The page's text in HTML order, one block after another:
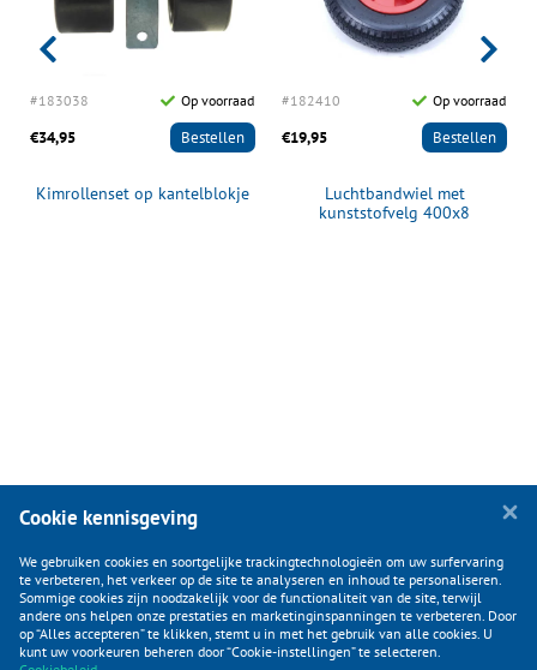
#183038 Op voorraad
€34,95 Bestellen
Kimrollenset op kantelblokje
#182410 Op voorraad
€19,95 Bestellen
Luchtbandwiel met
kunststofvelg 400x8
KLANTENSERVICE
Cookie kennisgeving
We gebruiken cookies en soortgelijke trackingtechnologieën om uw surfervaring
te verbeteren, het verkeer op de site te analyseren en inhoud te personaliseren.
Sommige cookies zijn noodzakelijk voor de functionaliteit van de site, terwijl
andere ons helpen onze prestaties en marketinginspanningen te verbeteren. Door
op “Alles accepteren” te klikken, stemt u in met het gebruik van alle cookies. U
kunt uw voorkeuren beheren door “Cookie-instellingen” te selecteren.